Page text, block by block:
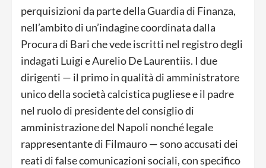
perquisizioni da parte della Guardia di Finanza,
nell’ambito di un’indagine coordinata dalla
Procura di Bari che vede iscritti nel registro degli
indagati Luigi e Aurelio De Laurentiis. I due
dirigenti — il primo in qualità di amministratore
unico della società calcistica pugliese e il padre
nel ruolo di presidente del consiglio di
amministrazione del Napoli nonché legale
rappresentante di Filmauro — sono accusati dei
reati di false comunicazioni sociali, con specifico